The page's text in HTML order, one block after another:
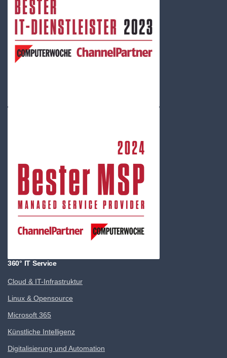
360° IT Service
Cloud & IT-Infrastruktur
Linux & Opensource
Microsoft 365
Künstliche Intelligenz
Digitalisierung und Automation